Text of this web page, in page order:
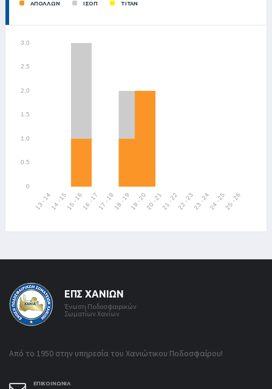
ΑΠΟΛΛΩΝ ΙΣΟΠ ΤΙΤΑΝ
ΕΠΣ ΧΑΝΊΩΝ
Ένωση Ποδοσφαιρικών
Σωματίων Χανίων
Από το 1950 στην υπηρεσία του Χανιώτικου Ποδοσφαίρου!
ΕΠΙΚΟΙΝΩΝΊΑ